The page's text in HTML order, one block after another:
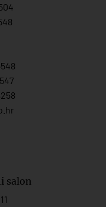
7
hr
salon